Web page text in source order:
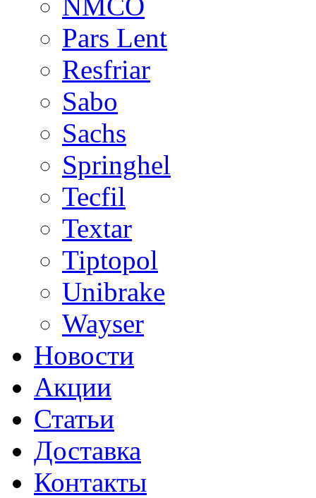
Pars Lent
Resfriar
Sabo
Sachs
Springhel
Tecfil
Textar
Tiptopol
Unibrake
Wayser
Новости
Акции
Статьи
Доставка
Контакты